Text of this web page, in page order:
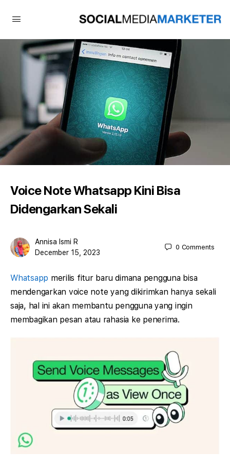
Voice Note Whatsapp Kini Bisa
Didengarkan Sekali
Annisa Ismi R
December 15, 2023
0 Comments
Whatsapp merilis fitur baru dimana pengguna bisa
mendengarkan voice note yang dikirimkan hanya sekali
saja, hal ini akan membantu pengguna yang ingin
membagikan pesan atau rahasia ke penerima.